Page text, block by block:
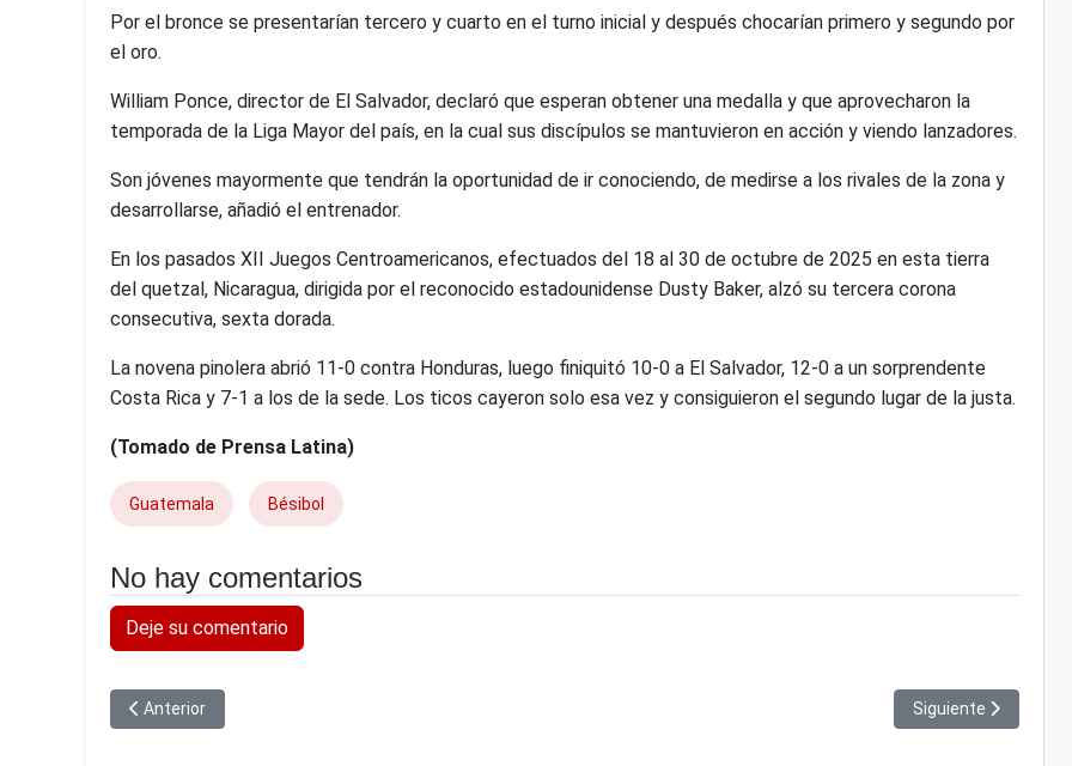
Por el bronce se presentarían tercero y cuarto en el turno inicial y después chocarían primero y segundo por
el oro.
William Ponce, director de El Salvador, declaró que esperan obtener una medalla y que aprovecharon la
temporada de la Liga Mayor del país, en la cual sus discípulos se mantuvieron en acción y viendo lanzadores.
Son jóvenes mayormente que tendrán la oportunidad de ir conociendo, de medirse a los rivales de la zona y
desarrollarse, añadió el entrenador.
En los pasados XII Juegos Centroamericanos, efectuados del 18 al 30 de octubre de 2025 en esta tierra
del quetzal, Nicaragua, dirigida por el reconocido estadounidense Dusty Baker, alzó su tercera corona
consecutiva, sexta dorada.
La novena pinolera abrió 11-0 contra Honduras, luego finiquitó 10-0 a El Salvador, 12-0 a un sorprendente
Costa Rica y 7-1 a los de la sede. Los ticos cayeron solo esa vez y consiguieron el segundo lugar de la justa.
(Tomado de Prensa Latina)
Guatemala Bésibol
No hay comentarios
Deje su comentario
Artículo anterior: Alemania goleó a Curazao en su debut en el mundial de fútbol
Anterior Artículo siguiente:
Siguiente